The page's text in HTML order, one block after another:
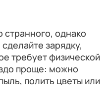
странного, однако
зарядку,
требует физической
проще: можно
полить цветы или